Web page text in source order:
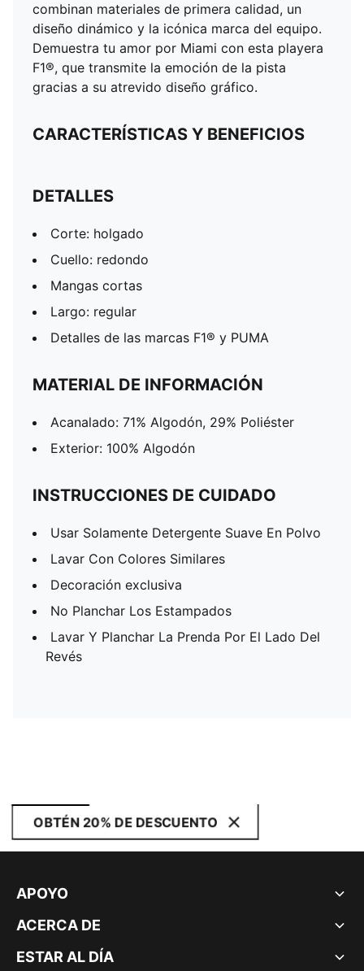
combinan materiales de primera calidad, un
diseño dinámico y la icónica marca del equipo.
Demuestra tu amor por Miami con esta playera
F1®, que transmite la emoción de la pista
gracias a su atrevido diseño gráfico.
CARACTERÍSTICAS Y BENEFICIOS
DETALLES
Corte: holgado
Cuello: redondo
Mangas cortas
Largo: regular
Detalles de las marcas F1® y PUMA
MATERIAL DE INFORMACIÓN
Acanalado: 71% Algodón, 29% Poliéster
Exterior: 100% Algodón
INSTRUCCIONES DE CUIDADO
Usar Solamente Detergente Suave En Polvo
Lavar Con Colores Similares
Decoración exclusiva
No Planchar Los Estampados
Lavar Y Planchar La Prenda Por El Lado Del
Revés
OBTÉN 20% DE DESCUENTO
APOYO
ACERCA DE
ESTAR AL DÍA